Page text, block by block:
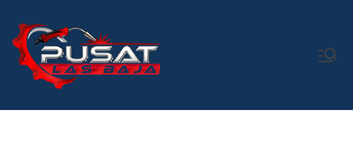
konten
Baja
Pusat Bengkel Las Profesional di Indonesia